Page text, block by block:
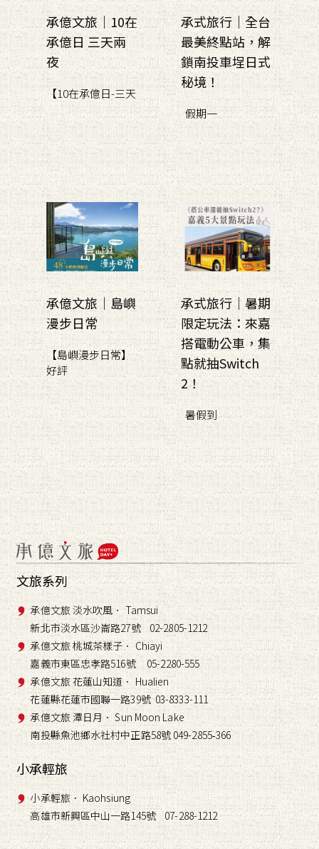
承億文旅｜10在
承億日 三天兩
夜
【10在承億日-三天
承式旅行｜全台
最美終點站，解
鎖南投車埕日式
秘境！
假期一
承億文旅｜島嶼
漫步日常
【島嶼漫步日常】
好評
承式旅行｜暑期
限定玩法：來嘉
搭電動公車，集
點就抽Switch
2！
暑假到
文旅系列
承億文旅 淡水吹風． Tamsui
新北市淡水區沙崙路27號 02-2805-1212
承億文旅 桃城茶樣子． Chiayi
嘉義市東區忠孝路516號 05-2280-555
承億文旅 花蓮山知道． Hualien
花蓮縣花蓮市國聯一路39號 03-8333-111
承億文旅 潭日月． Sun Moon Lake
南投縣魚池鄉水社村中正路58號 049-2855-366
小承輕旅
小承輕旅． Kaohsiung
高雄市新興區中山一路145號 07-288-1212